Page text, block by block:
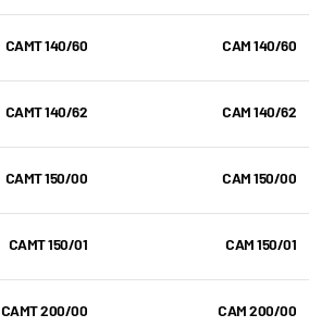
CAM 140/60
CAMT 140/60
CAM 140/62
CAMT 140/62
CAM 150/00
CAMT 150/00
CAM 150/01
CAMT 150/01
CAM 200/00
CAMT 200/00